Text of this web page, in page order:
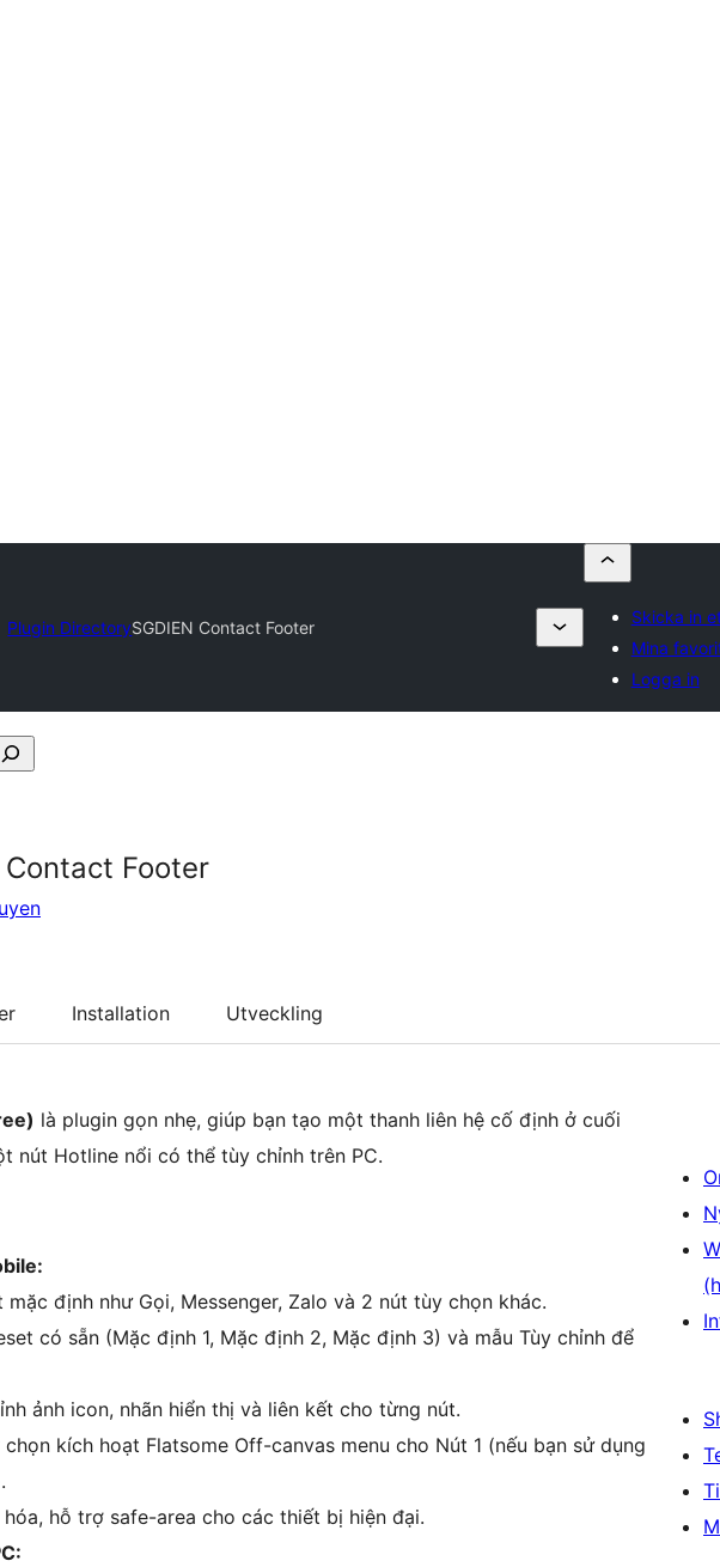
Plugin DirectorySGDIEN Contact Footer
Skicka in
Mina
Logga in
Contact Footer
Installation Utveckling
là plugin gọn nhẹ, giúp bạn tạo một thanh liên hệ cố định ở cuối
nút Hotline nổi có thể tùy chỉnh trên PC.
mặc định như Gọi, Messenger, Zalo và 2 nút tùy chọn khác.
có sẵn (Mặc định 1, Mặc định 2, Mặc định 3) và mẫu Tùy chỉnh để
ảnh icon, nhãn hiển thị và liên kết cho từng nút.
kích hoạt Flatsome Off-canvas menu cho Nút 1 (nếu bạn sử dụng
hỗ trợ safe-area cho các thiết bị hiện đại.